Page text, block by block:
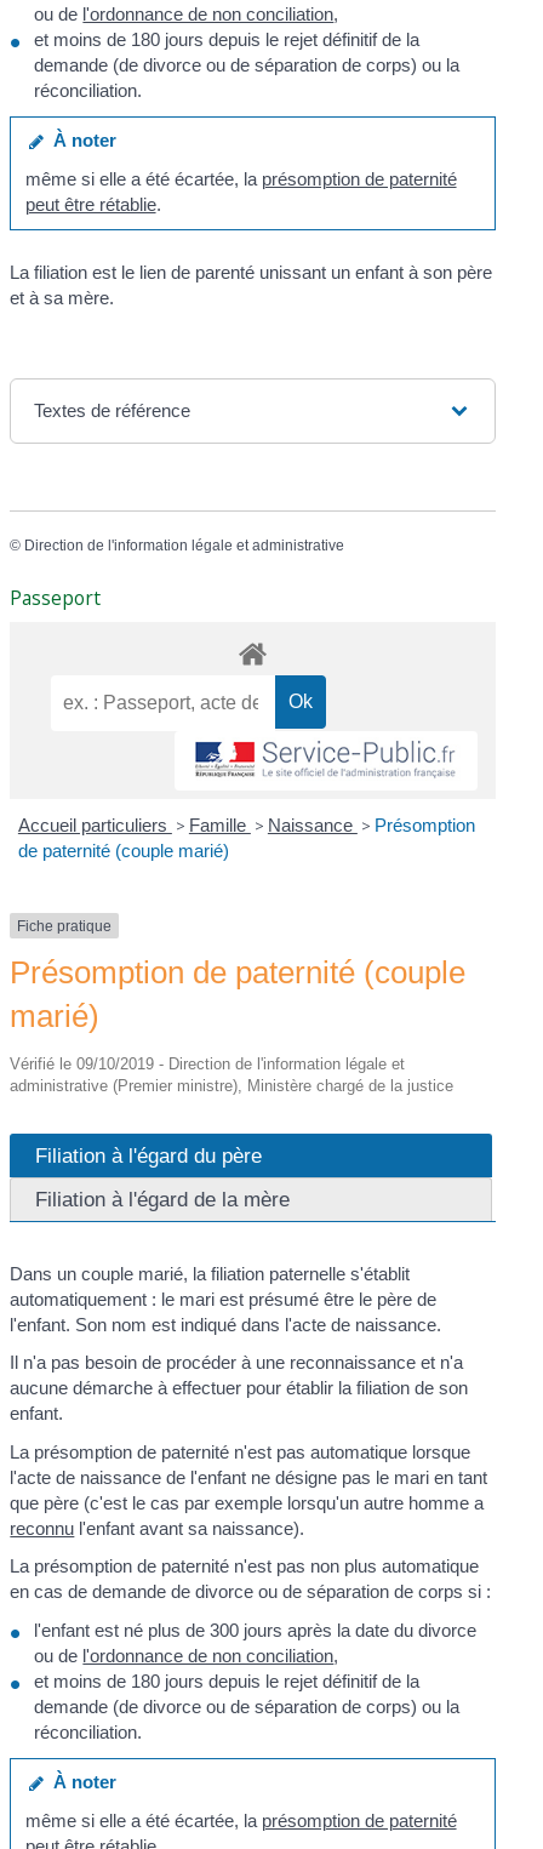
ou de l'ordonnance de non conciliation,
et moins de 180 jours depuis le rejet définitif de la
demande (de divorce ou de séparation de corps) ou la
réconciliation.
À noter
même si elle a été écartée, la présomption de paternité
peut être rétablie.
La filiation est le lien de parenté unissant un enfant à son père
et à sa mère.
Textes de référence
© Direction de l'information légale et administrative
Passeport
Accueil particuliers > Famille > Naissance > Présomption
de paternité (couple marié)
Fiche pratique
Présomption de paternité (couple
marié)
Vérifié le 09/10/2019 - Direction de l'information légale et
administrative (Premier ministre), Ministère chargé de la justice
Filiation à l'égard du père
Filiation à l'égard de la mère
Dans un couple marié, la filiation paternelle s'établit
automatiquement : le mari est présumé être le père de
l'enfant. Son nom est indiqué dans l'acte de naissance.
Il n'a pas besoin de procéder à une reconnaissance et n'a
aucune démarche à effectuer pour établir la filiation de son
enfant.
La présomption de paternité n'est pas automatique lorsque
l'acte de naissance de l'enfant ne désigne pas le mari en tant
que père (c'est le cas par exemple lorsqu'un autre homme a
reconnu l'enfant avant sa naissance).
La présomption de paternité n'est pas non plus automatique
en cas de demande de divorce ou de séparation de corps si :
l'enfant est né plus de 300 jours après la date du divorce
ou de l'ordonnance de non conciliation,
et moins de 180 jours depuis le rejet définitif de la
demande (de divorce ou de séparation de corps) ou la
réconciliation.
À noter
même si elle a été écartée, la présomption de paternité